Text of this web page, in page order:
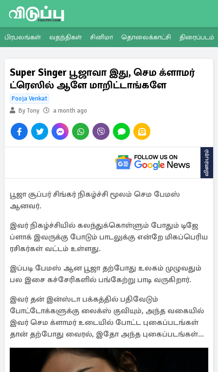
பிரபலங்கள் வதந்திகள் சினிமா தொலைக்காட்சி திரைப்படம்
Super Singer பூஜாவா இது, செம க்ளாமர்
ட்ரெஸில் ஆளே மாறிட்டாங்களே
Pooja Venkat
By Tony
a month ago
விளம்பரம்
பூஜா சூப்பர் சிங்கர் நிகழ்ச்சி மூலம் செம பேமஸ்
ஆனவர்.
இவர் நிகழ்ச்சியில் கலந்துக்கொள்ளும் போதும் டிஜே
ப்ளாக் இவருக்கு போடும் பாடலுக்கு என்றே மிகப்பெரிய
ரசிகர்கள் வட்டம் உள்ளது.
இப்படி பேமஸ் ஆன பூஜா தற்போது உலகம் முழுவதும்
பல இசை கச்சேரிகளில் பங்கேற்று பாடி வருகிறார்.
இவர் தன் இன்ஸ்டா பக்கத்தில் பதிவேடும்
போட்டோக்களுக்கு லைக்ஸ் குவியும், அந்த வகையில்
இவர் செம க்ளாமர் உடையில் போட்ட புகைப்படங்கள்
தான் தற்போது வைரல், இதோ அந்த புகைப்படங்கள்...